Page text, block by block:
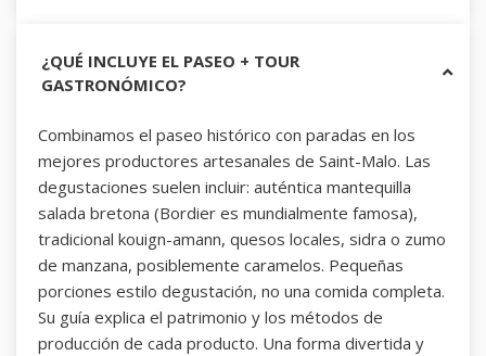
¿QUÉ INCLUYE EL PASEO + TOUR
GASTRONÓMICO?
Combinamos el paseo histórico con paradas en los
mejores productores artesanales de Saint-Malo. Las
degustaciones suelen incluir: auténtica mantequilla
salada bretona (Bordier es mundialmente famosa),
tradicional kouign-amann, quesos locales, sidra o zumo
de manzana, posiblemente caramelos. Pequeñas
porciones estilo degustación, no una comida completa.
Su guía explica el patrimonio y los métodos de
producción de cada producto. Una forma divertida y